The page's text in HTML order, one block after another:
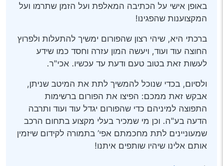
באופן אישי על הכתיבה המאלפת ועל הזמן שתרמו ועל
המקצוענות שהפגינו!
ברכתי היא, שיהי רצון שהפורום ימשיך להתעלות ולפרוץ
החוצה עוד ועוד, ויעשה המון עזרה וחסד כמו שידע
לעשות זאת בטוב טעם ודעת עד עכשיו. אכי"ר.
ולסיום, בכדי שנוכל להמשיך לתת את המיטב שניתן,
אבקש זאת ממכם: הפיצו את הפורום ברשימות
התפוצה למיניהם כדי שהפורום יגדל עוד ועוד ותרבה
הדעה בע"ה. וכן מי שמכיר בעלי מקצוע בתחום הרכב
שמעוניינים לתת מחכמתם אפי’ בתמורה לקידום שיזמין
אותם אלינו שיהיו שותפים איתנו!